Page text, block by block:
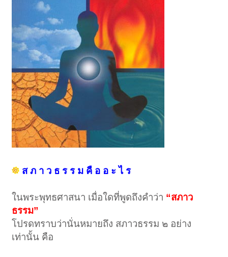
ส ภ า ว ธ ร ร ม คื อ อ ะ ไ ร
ในพระพุทธศาสนา เมื่อใดที่พูดถึงคำว่า “สภาว
ธรรม”
โปรดทราบว่านั่นหมายถึง สภาวธรรม ๒ อย่าง
เท่านั้น คือ